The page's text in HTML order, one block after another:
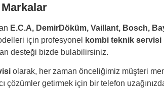
E.C.A, DemirDöküm, Vaillant, Bosch,
için profesyonel
kombi teknik servisi
desteği bizde bulabilirsiniz.
olarak, her zaman önceliğimiz müşteri
çözümler getirmek için bir telefon